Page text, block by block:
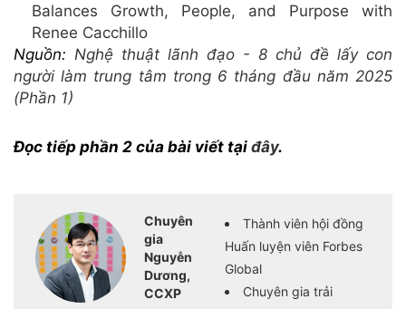
Balances Growth, People, and Purpose with
Renee Cacchillo
Nguồn: Nghệ thuật lãnh đạo - 8 chủ đề lấy con
người làm trung tâm trong 6 tháng đầu năm 2025
(Phần 1)
Đọc tiếp phần 2 của bài viết tại đây.
Chuyên
gia
Nguyễn
Dương,
CCXP
Thành viên hội đồng
Huấn luyện viên Forbes
Global
Chuyên gia trải